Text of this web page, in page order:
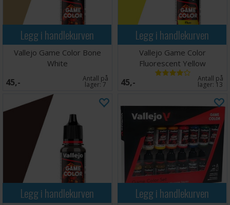
Legg i handlekurven
Vallejo Game Color Bone
White
45,- Antall på
lager:7
Legg i handlekurven
Vallejo Game Color
Fluorescent Yellow
45,- Antall på
lager: 13
Legg i handlekurven Legg i handlekurven